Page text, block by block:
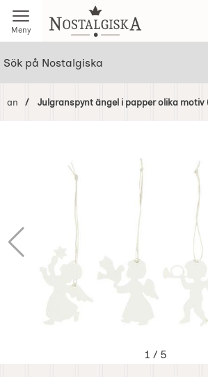
Meny Startsidan för
Julgranspynt ängel i papper olika motiv
1 / 5